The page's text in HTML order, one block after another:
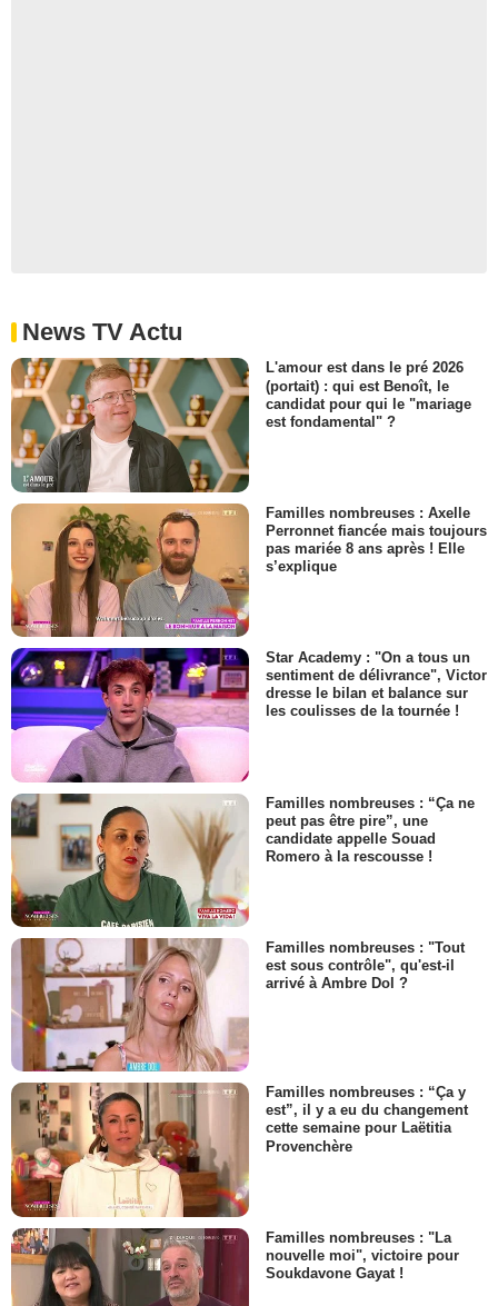
News TV Actu
L'amour est dans le pré 2026
(portait) : qui est Benoît, le
candidat pour qui le "mariage
est fondamental" ?
Familles nombreuses : Axelle
Perronnet fiancée mais toujours
pas mariée 8 ans après ! Elle
s’explique
Star Academy : "On a tous un
sentiment de délivrance", Victor
dresse le bilan et balance sur
les coulisses de la tournée !
Familles nombreuses : “Ça ne
peut pas être pire”, une
candidate appelle Souad
Romero à la rescousse !
Familles nombreuses : "Tout
est sous contrôle", qu'est-il
arrivé à Ambre Dol ?
Familles nombreuses : “Ça y
est”, il y a eu du changement
cette semaine pour Laëtitia
Provenchère
Familles nombreuses : "La
nouvelle moi", victoire pour
Soukdavone Gayat !